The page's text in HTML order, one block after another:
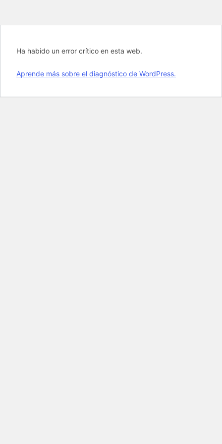
Ha habido un error crítico en esta web.
Aprende más sobre el diagnóstico de WordPress.